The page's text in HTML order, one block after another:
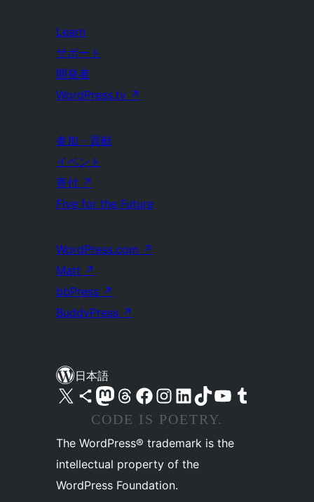
Learn
サポート
開発者
WordPress.tv ↗
参加・貢献
イベント
寄付 ↗
Five for the Future
WordPress.com ↗
Matt ↗
bbPress ↗
BuddyPress ↗
日本語
X (旧 Twitter) アカウントへ Bluesky アカウントへ Mastodon アカウントへ Threads アカウントへ Facebook ページへ Instagram アカウントへ LinkedIn アカウントへTikTok アカウントへ YouTube チャンネルへ Tumblr アカウントへ
CODE IS POETRY.
The WordPress® trademark is the
intellectual property of the
WordPress Foundation.